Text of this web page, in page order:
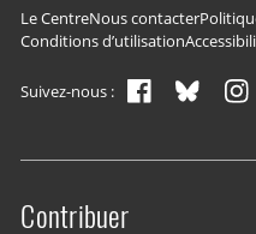
Navigation du
Le CentreNous contacter
Conditions d’utilisation
Suivez-nous :
Site menu
Contribuer